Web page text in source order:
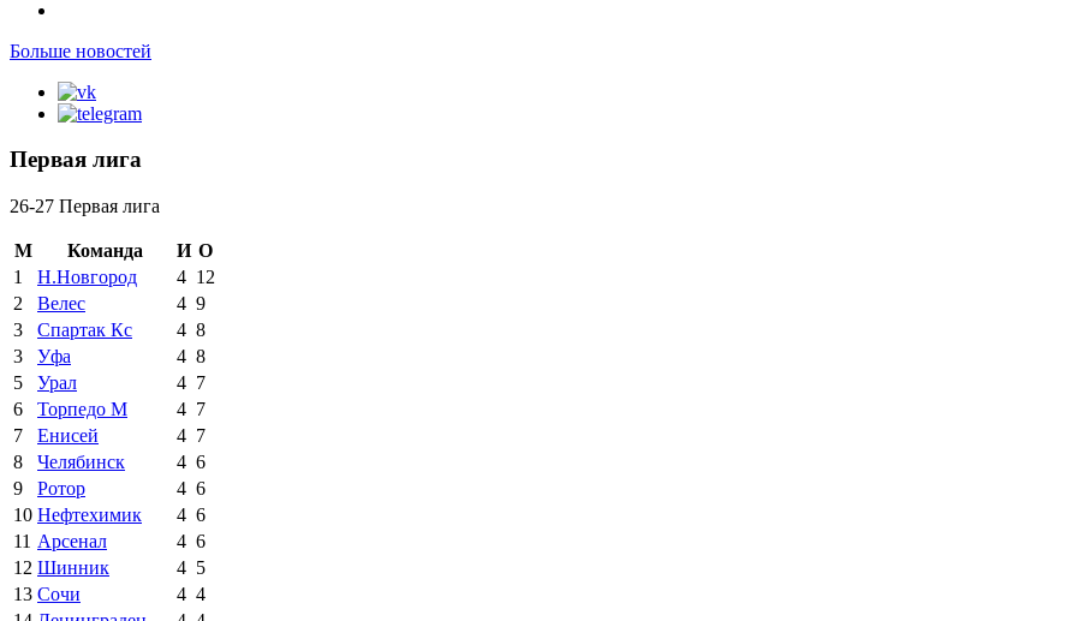
Больше новостей
Первая лига
26-27 Первая лига
М Команда И О
1
Н.Новгород 4 12
2
Велес 4 9
3
Спартак Кс 4 8
3
Уфа 4 8
5
Урал 4 7
6
Торпедо М 4 7
7
Енисей 4 7
8
Челябинск 4 6
9
Ротор 4 6
10 Нефтехимик 4 6
11 Арсенал 4 6
12 Шинник 4 5
13 Сочи 4 4